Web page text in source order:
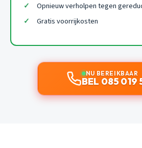
Opnieuw verholpen tegen
Gratis voorrijkosten
NU BEREIKBAAR
BEL 085 019